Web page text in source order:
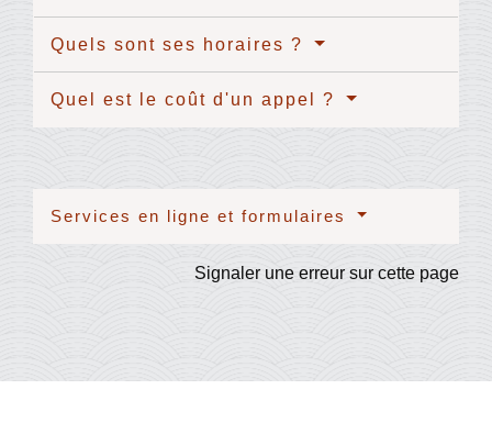
Quels sont ses horaires ?
Quel est le coût d'un appel ?
Services en ligne et formulaires
Signaler une erreur sur cette page